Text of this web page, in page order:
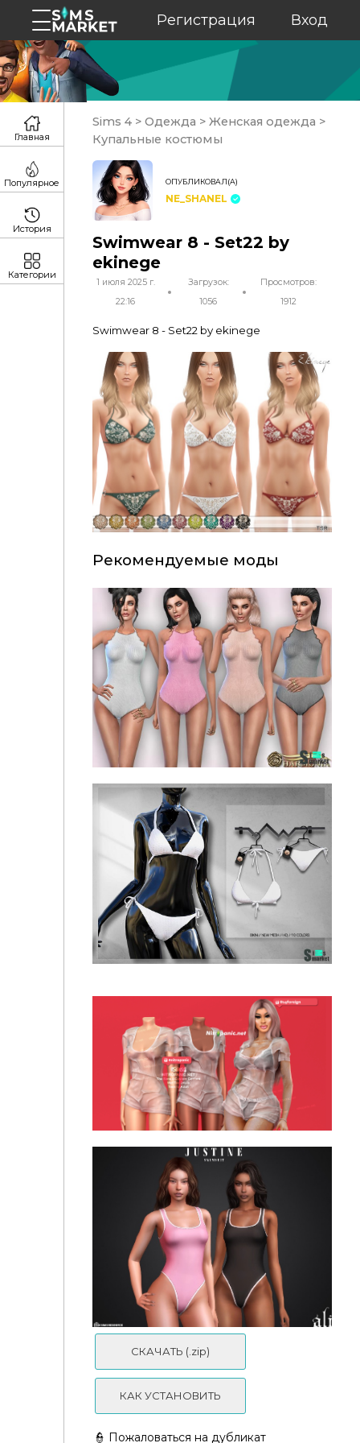
Регистрация Вход
Sims 4 > Одежда > Женская одежда >
Купальные костюмы
ОПУБЛИКОВАЛ(А)
NE_SHANEL
Swimwear 8 - Set22 by
ekinege
1 июля 2025 г.
22:16
Загрузок:
1056
Просмотров:
1912
Swimwear 8 - Set22 by ekinege
Рекомендуемые моды
Купальник девушкам by Harmonia
Купальник BD287 by busra-tr
Мокрое платье - Wet Tee Dress by NitroPanic
СКАЧАТЬ (.zip)
КАК УСТАНОВИТЬ
👮 Пожаловаться на дубликат
Главная
Популярное
История
Категории